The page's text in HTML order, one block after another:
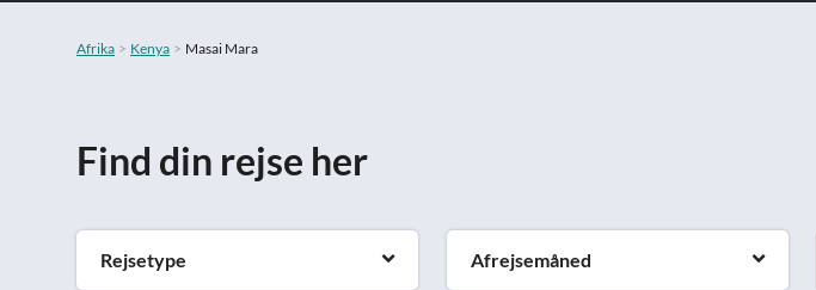
Afrika Kenya Masai Mara
Find din rejse her
Rejsetype Afrejsemåned